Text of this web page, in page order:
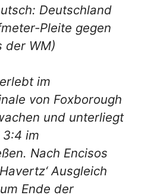
Deutschland
Pleite gegen
der WM)
im
von Foxborough
und unterliegt
3:4 im
Nach Encisos
Ausgleich
Ende der